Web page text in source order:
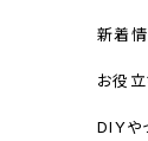
新着
お役
DIYや